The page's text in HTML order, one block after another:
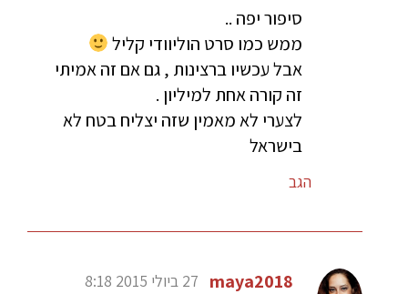
סיפור יפה ..
ממש כמו סרט הוליוודי קליל
אבל עכשיו ברצינות , גם אם זה אמיתי
זה קורה אחת למיליון .
לצערי לא מאמין שזה יצליח בטח לא
בישראל
הגב
maya2018 27 ביולי 2015 8:18